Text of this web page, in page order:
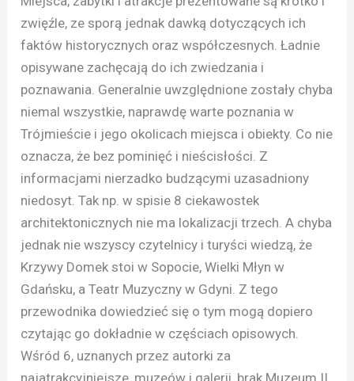
zwięźle, ze sporą jednak dawką dotyczących ich
faktów historycznych oraz współczesnych. Ładnie
opisywane zachęcają do ich zwiedzania i
poznawania. Generalnie uwzględnione zostały chyba
niemal wszystkie, naprawdę warte poznania w
Trójmieście i jego okolicach miejsca i obiekty. Co nie
oznacza, że bez pominięć i nieścisłości. Z
informacjami nierzadko budzącymi uzasadniony
niedosyt. Tak np. w spisie 8 ciekawostek
architektonicznych nie ma lokalizacji trzech. A chyba
jednak nie wszyscy czytelnicy i turyści wiedzą, że
Krzywy Domek stoi w Sopocie, Wielki Młyn w
Gdańsku, a Teatr Muzyczny w Gdyni. Z tego
przewodnika dowiedzieć się o tym mogą dopiero
czytając go dokładnie w częściach opisowych.
Wśród 6, uznanych przez autorki za